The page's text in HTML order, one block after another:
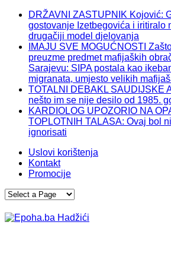
DRŽAVNI ZASTUPNIK Kojović:
gostovanje Izetbegovića i iritiralo
drugačiji model djelovanja
IMAJU SVE MOGUĆNOSTI
preuzme predmet mafijaških
Sarajevu: SIPA postala kao
migranata, umjesto velikih
TOTALNI DEBAKL SAUDIJSKE
nešto im se nije desilo od 1985.
KARDIOLOG UPOZORIO NA
TOPLOTNIH TALASA: Ovaj bol
ignorisati
Uslovi korištenja
Kontakt
Promocije